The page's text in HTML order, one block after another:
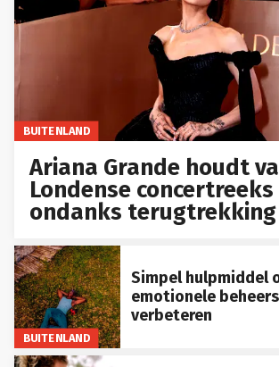
BUITENLAND
Ariana Grande houdt
Londense concertreeks
ondanks terugtrekking
BUITENLAND
Simpel hulpmiddel
emotionele
verbeteren